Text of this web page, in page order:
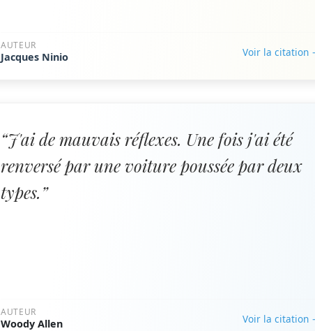
AUTEUR
Jacques Ninio Voir la citation
“J'ai de mauvais réflexes. Une fois j'ai été
renversé par une voiture poussée par deux
types.”
AUTEUR
Woody Allen Voir la citation